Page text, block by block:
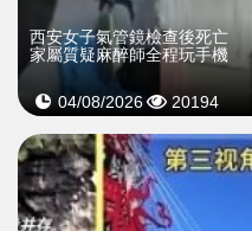
西安女子氣管鏡檢查後死亡
家屬質疑麻醉師全程玩手機
04/08/2026 20194